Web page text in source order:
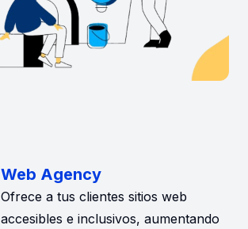
Web Agency
Ofrece a tus clientes sitios web
accesibles e inclusivos, aumentando